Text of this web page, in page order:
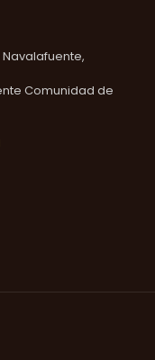
Navalafuente,
Comunidad de